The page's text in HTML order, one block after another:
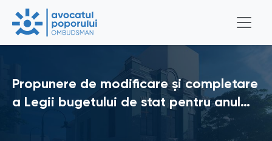
Propunere de modificare și completare
a Legii bugetului de stat pentru anul…